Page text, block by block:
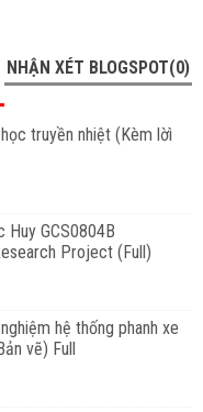
NHẬN XÉT BLOGSPOT(0)
truyền nhiệt (Kèm lờì
Huy GCS0804B
Project (Full)
hệ thống phanh xe
vẽ) Full